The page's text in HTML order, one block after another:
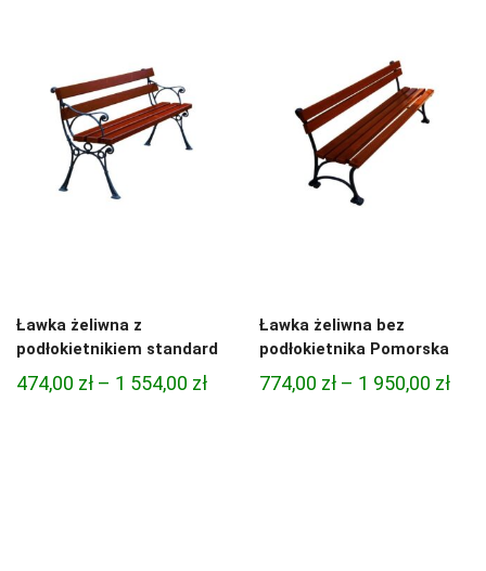
Ławka żeliwna z
podłokietnikiem standard
474,00 zł – 1 554,00 złZakres
Ławka żeliwna bez
podłokietnika Pomorska
774,00 zł – 1 950,00 zł